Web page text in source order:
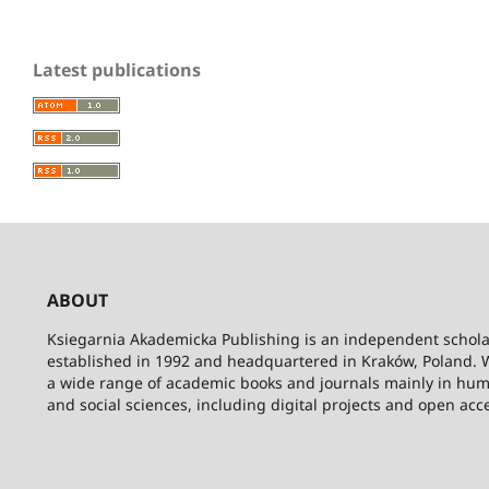
Latest publications
ABOUT
Ksiegarnia Akademicka Publishing is an independent
established in 1992 and headquartered in Kraków, Poland.
a wide range of academic books and journals mainly in
and social sciences, including digital projects and open